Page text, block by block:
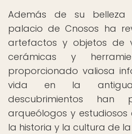
Además de su belleza
palacio de Cnosos ha
artefactos y objetos de
cerámicas y
proporcionado valiosa
vida en la
descubrimientos
arqueólogos y
la historia y la cultura de